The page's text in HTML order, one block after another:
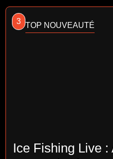
3 TOP NOUVEAUTÉ
Ice Fishing Live